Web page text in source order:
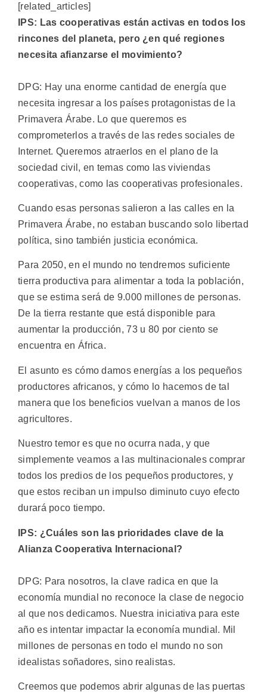
[related_articles]
IPS: Las cooperativas están activas en todos los
rincones del planeta, pero ¿en qué regiones
necesita afianzarse el movimiento?
DPG: Hay una enorme cantidad de energía que
necesita ingresar a los países protagonistas de la
Primavera Árabe. Lo que queremos es
comprometerlos a través de las redes sociales de
Internet. Queremos atraerlos en el plano de la
sociedad civil, en temas como las viviendas
cooperativas, como las cooperativas profesionales.
Cuando esas personas salieron a las calles en la
Primavera Árabe, no estaban buscando solo libertad
política, sino también justicia económica.
Para 2050, en el mundo no tendremos suficiente
tierra productiva para alimentar a toda la población,
que se estima será de 9.000 millones de personas.
De la tierra restante que está disponible para
aumentar la producción, 73 u 80 por ciento se
encuentra en África.
El asunto es cómo damos energías a los pequeños
productores africanos, y cómo lo hacemos de tal
manera que los beneficios vuelvan a manos de los
agricultores.
Nuestro temor es que no ocurra nada, y que
simplemente veamos a las multinacionales comprar
todos los predios de los pequeños productores, y
que estos reciban un impulso diminuto cuyo efecto
durará poco tiempo.
IPS: ¿Cuáles son las prioridades clave de la
Alianza Cooperativa Internacional?
DPG: Para nosotros, la clave radica en que la
economía mundial no reconoce la clase de negocio
al que nos dedicamos. Nuestra iniciativa para este
año es intentar impactar la economía mundial. Mil
millones de personas en todo el mundo no son
idealistas soñadores, sino realistas.
Creemos que podemos abrir algunas de las puertas